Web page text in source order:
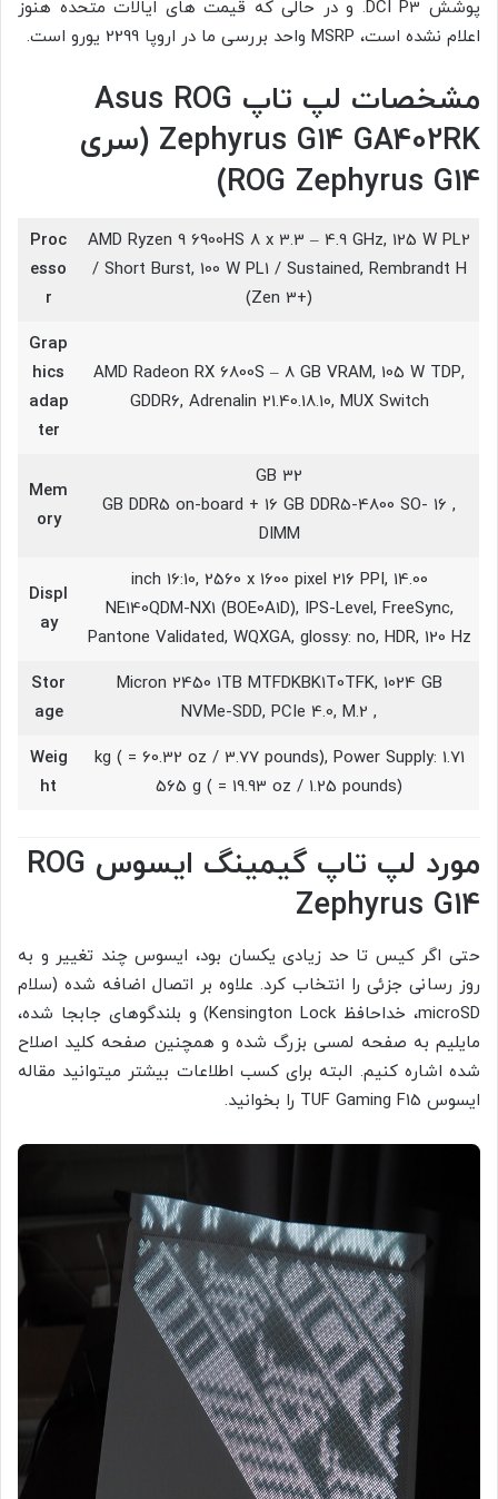
پوشش DCI P3. و در حالی که قیمت های ایالات متحده هنوز
اعلام نشده است، MSRP واحد بررسی ما در اروپا 2299 یورو است.
مشخصات لپ تاپ Asus ROG
Zephyrus G14 GA402RK (سری
ROG Zephyrus G14)
AMD Ryzen 9 6900HS 8 x 3.3 – 4.9 GHz, 125 W PL2
/ Short Burst, 100 W PL1 / Sustained, Rembrandt H
(Zen 3+)
Proc
esso
r
AMD Radeon RX 6800S – 8 GB VRAM, 105 W TDP,
GDDR6, Adrenalin 21.40.18.10, MUX Switch
Grap
hics
adap
ter
32 GB
, 16 GB DDR5 on-board + 16 GB DDR5-4800 SO-
DIMM
Mem
ory
14.00 inch 16:10, 2560 x 1600 pixel 216 PPI,
NE140QDM-NX1 (BOE0A1D), IPS-Level, FreeSync,
Pantone Validated, WQXGA, glossy: no, HDR, 120 Hz
Displ
ay
Micron 2450 1TB MTFDKBK1T0TFK, 1024 GB
, NVMe-SDD, PCIe 4.0, M.2
Stor
age
1.71 kg ( = 60.32 oz / 3.77 pounds), Power Supply:
565 g ( = 19.93 oz / 1.25 pounds)
Weig
ht
مورد لپ تاپ گیمینگ ایسوس ROG
Zephyrus G14
حتی اگر کیس تا حد زیادی یکسان بود، ایسوس چند تغییر و به
روز رسانی جزئی را انتخاب کرد. علاوه بر اتصال اضافه شده (سلام
microSD، خداحافظ Kensington Lock) و بلندگوهای جابجا شده،
مایلیم به صفحه لمسی بزرگ شده و همچنین صفحه کلید اصلاح
شده اشاره کنیم. البته برای کسب اطلاعات بیشتر میتوانید مقاله
ایسوس TUF Gaming F15 را بخوانید.